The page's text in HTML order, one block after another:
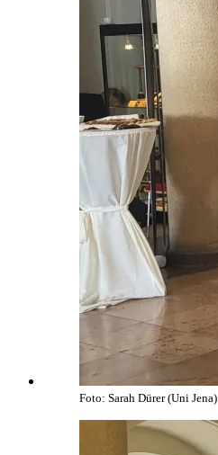
Foto: Sarah Dürer (Uni Jena)